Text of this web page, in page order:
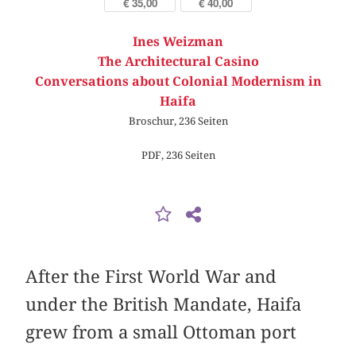
€ 35,00 € 40,00
Ines Weizman
The Architectural Casino
Conversations about Colonial Modernism in
Haifa
Broschur, 236 Seiten
PDF, 236 Seiten
After the First World War and
under the British Mandate, Haifa
grew from a small Ottoman port